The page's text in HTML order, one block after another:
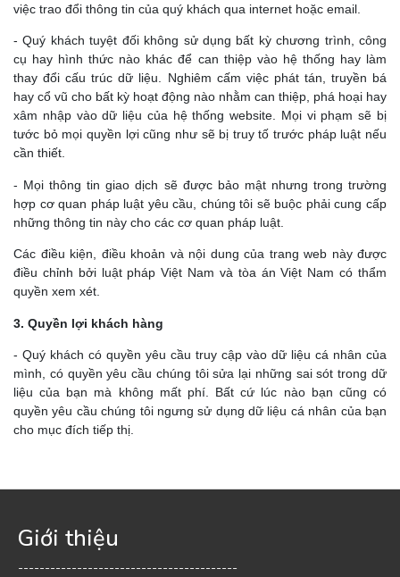
việc trao đổi thông tin của quý khách qua internet hoặc email.
- Quý khách tuyệt đối không sử dụng bất kỳ chương trình, công
cụ hay hình thức nào khác để can thiệp vào hệ thống hay làm
thay đổi cấu trúc dữ liệu. Nghiêm cấm việc phát tán, truyền bá
hay cổ vũ cho bất kỳ hoạt động nào nhằm can thiệp, phá hoại hay
xâm nhập vào dữ liệu của hệ thống website. Mọi vi phạm sẽ bị
tước bỏ mọi quyền lợi cũng như sẽ bị truy tố trước pháp luật nếu
cần thiết.
- Mọi thông tin giao dịch sẽ được bảo mật nhưng trong trường
hợp cơ quan pháp luật yêu cầu, chúng tôi sẽ buộc phải cung cấp
những thông tin này cho các cơ quan pháp luật.
Các điều kiện, điều khoản và nội dung của trang web này được
điều chỉnh bởi luật pháp Việt Nam và tòa án Việt Nam có thẩm
quyền xem xét.
3. Quyền lợi khách hàng
- Quý khách có quyền yêu cầu truy cập vào dữ liệu cá nhân của
mình, có quyền yêu cầu chúng tôi sửa lại những sai sót trong dữ
liệu của bạn mà không mất phí. Bất cứ lúc nào bạn cũng có
quyền yêu cầu chúng tôi ngưng sử dụng dữ liệu cá nhân của bạn
cho mục đích tiếp thị.
Giới thiệu
-----------------------------------------